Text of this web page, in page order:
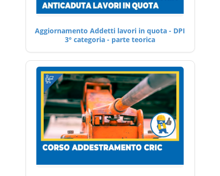
Aggiornamento Addetti lavori in quota - DPI
3° categoria - parte teorica